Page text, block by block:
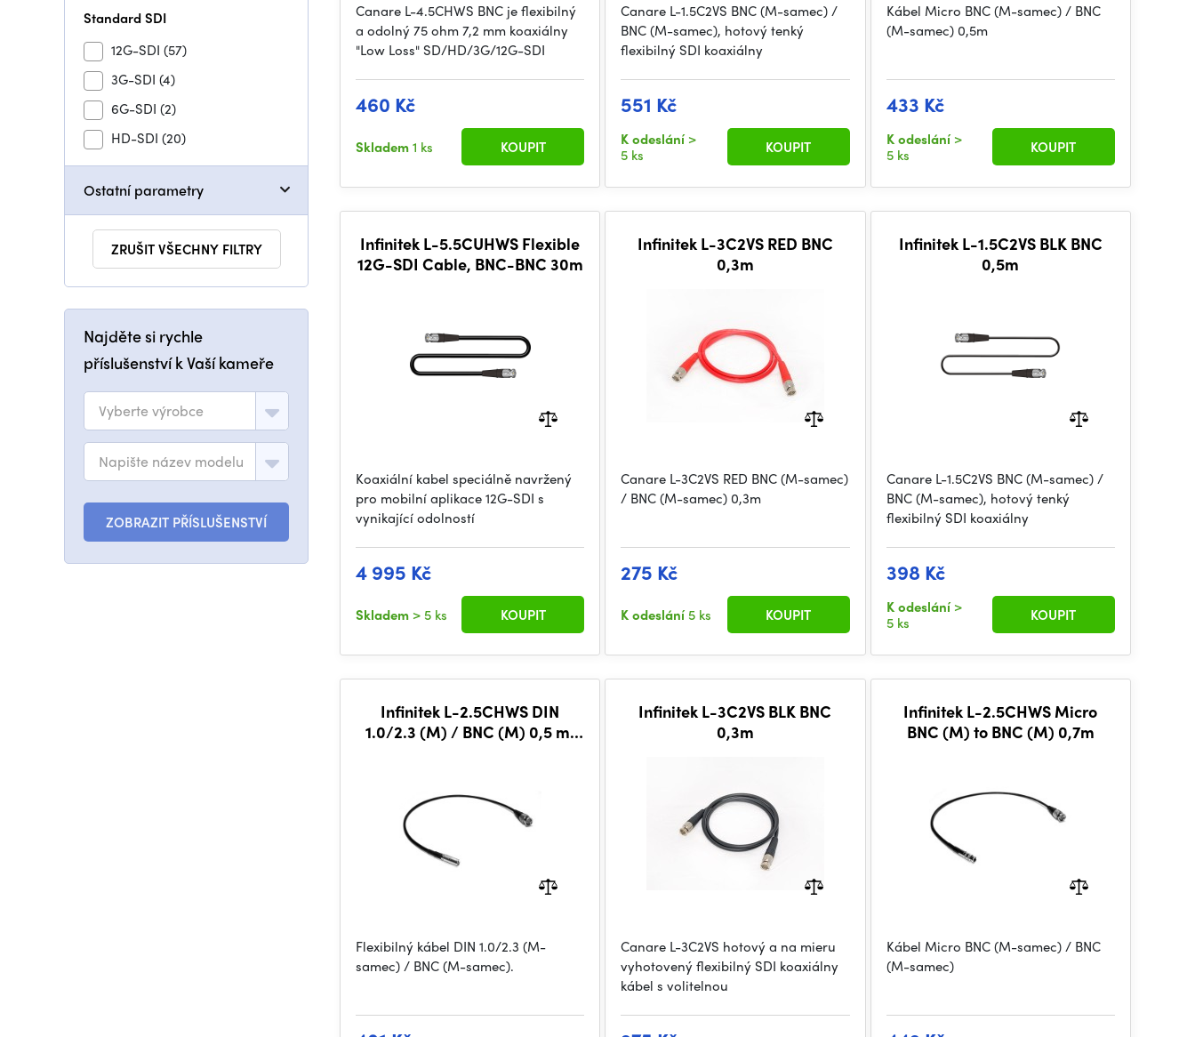
Standard SDI
12G-SDI (57)
3G-SDI (4)
6G-SDI (2)
HD-SDI (20)
Ostatní parametry
ZRUŠIT VŠECHNY FILTRY
Najděte si rychle
příslušenství k Vaší kameře
Vyberte výrobce
Napište název modelu
ZOBRAZIT PŘÍSLUŠENSTVÍ
Canare L-4.5CHWS BNC je flexibilný
a odolný 75 ohm 7,2 mm koaxiálny
"Low Loss" SD/HD/3G/12G-SDI
460 Kč
Skladem1 ks KOUPIT
Canare L-1.5C2VS BNC (M-samec) /
BNC (M-samec), hotový tenký
flexibilný SDI koaxiálny
551 Kč
K odeslání >
5 ks
KOUPIT
Kábel Micro BNC (M-samec) / BNC
(M-samec) 0,5m
433 Kč
K odeslání >
5 ks
KOUPIT
Infinitek L-5.5CUHWS Flexible
12G-SDI Cable, BNC-BNC 30m
Koaxiální kabel speciálně navržený
pro mobilní aplikace 12G-SDI s
vynikající odolností
4 995 Kč
Skladem > 5 ks KOUPIT
Infinitek L-3C2VS RED BNC
0,3m
Canare L-3C2VS RED BNC (M-samec)
/ BNC (M-samec) 0,3m
275 Kč
K odeslání 5 ks KOUPIT
Infinitek L-1.5C2VS BLK BNC
0,5m
Canare L-1.5C2VS BNC (M-samec) /
BNC (M-samec), hotový tenký
flexibilný SDI koaxiálny
398 Kč
K odeslání >
5 ks
KOUPIT
Infinitek L-2.5CHWS DIN
1.0/2.3 (M) / BNC (M) 0,5 m,
Flexibilný kábel DIN 1.0/2.3 (M-
samec) / BNC (M-samec).
Infinitek L-3C2VS BLK BNC
0,3m
Canare L-3C2VS hotový a na mieru
vyhotovený flexibilný SDI koaxiálny
kábel s volitelnou
Infinitek L-2.5CHWS Micro
BNC (M) to BNC (M) 0,7m
Kábel Micro BNC (M-samec) / BNC
(M-samec)